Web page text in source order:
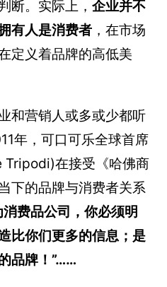
断。实际上，企业并不
有人是消费者 ，在市场
定义着品牌的高低美
和营销人或多或少都听
年，可口可乐全球首席
Tripodi)在接受《哈佛商
下的品牌与消费者关系
消费品公司，你必须明
比你们更多的信息；是
品牌！”……